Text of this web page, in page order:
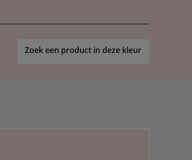
Zoek een product in deze kleur